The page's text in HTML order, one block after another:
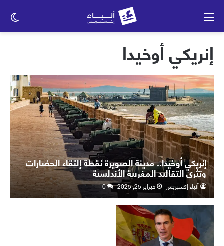
إنريكي أوخيدا
إنريكي أوخيدا.. مدينة الصويرة نقطة إلتقاء الحضارات
وتثري التقاليد المغربية الأندلسية
أنباء إكسبريس فبراير 25, 2025 0